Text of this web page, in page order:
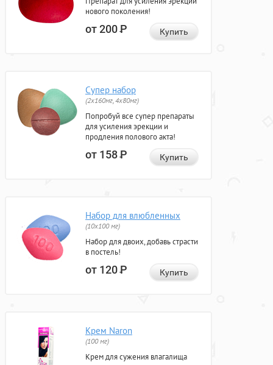
нового поколения!
от 200Р Купить
Супер набор
(2х160мг, 4х80мг)
Попробуй все супер препараты
для усиления эрекции и
продления полового акта!
от 158Р Купить
Набор для влюбленных
(10х100 мг)
Набор для двоих, добавь страсти
в постель!
от 120Р Купить
Крем Naron
(100 мг)
Крем для сужения влагалища